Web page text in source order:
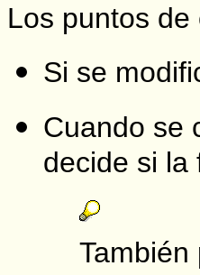
Los puntos
Si se
Cuando se
decide si la